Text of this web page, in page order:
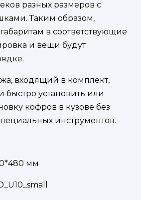
разных размеров с
Таким образом,
в соответствующие
и вещи будут
входящий в комплект,
быстро установить или
кофров в кузове без
инструментов.
мм